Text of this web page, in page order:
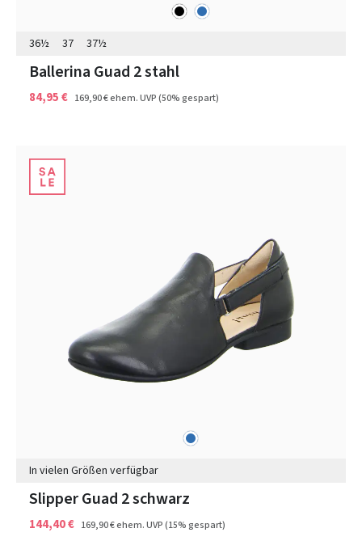
schwarz
blau
36½ 37 37½
Ballerina Guad 2 stahl
84,95 € 169,90 €ehem. UVP(50% gespart)
blau
In vielen Größen verfügbar
Slipper Guad 2 schwarz
144,40 € 169,90 €ehem. UVP(15% gespart)